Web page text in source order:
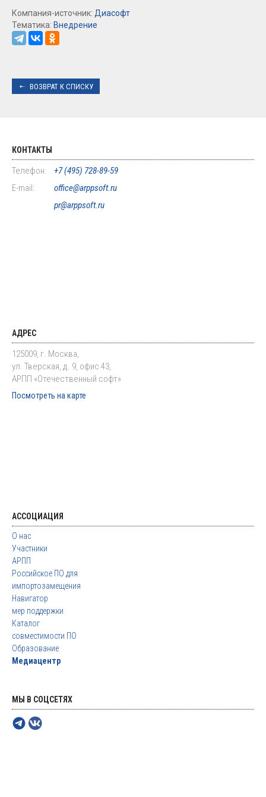
Компания-источник: Диасофт
Тематика: Внедрение
ВОЗВРАТ К СПИСКУ
КОНТАКТЫ
Телефон:
+7 (495) 728-89-59
E-mail:
office@arppsoft.ru
pr@arppsoft.ru
АДРЕС
125009, г. Москва,
ул. Тверская, д. 9, офис 43,
АРПП «Отечественный софт»
Посмотреть на карте
АССОЦИАЦИЯ
О нас
Участники
АРПП
Российское ПО для
импортозамещения
Навигатор
мер поддержки
Каталог
совместимости ПО
Образование
Медиацентр
МЫ В СОЦСЕТЯХ